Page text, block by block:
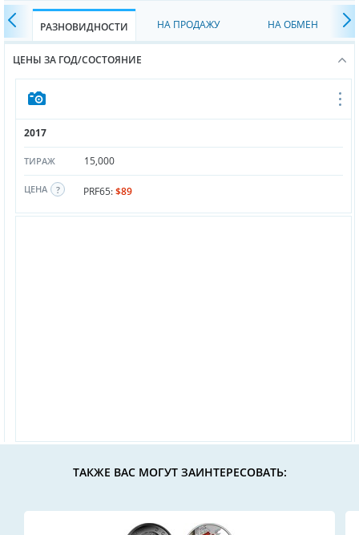
РАЗНОВИДНОСТИ НА ПРОДАЖУ НА ОБМЕН
ЦЕНЫ ЗА ГОД/СОСТОЯНИЕ
2017
ТИРАЖ 15,000
ЦЕНА PRF65:$89
ТАКЖЕ ВАС МОГУТ ЗАИНТЕРЕСОВАТЬ: